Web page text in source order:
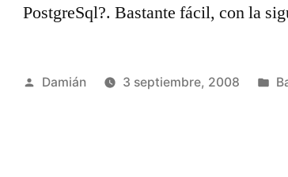
PostgreSql?. Bastante fácil, con la
Publicado
Damián 3 septiembre, 2008